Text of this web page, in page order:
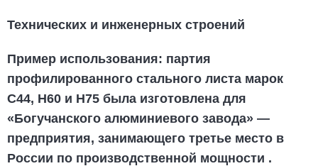
Технических и инженерных строений
Пример использования: партия
профилированного стального листа марок
С44, Н60 и Н75 была изготовлена для
«Богучанского алюминиевого завода» —
предприятия, занимающего третье место в
России по производственной мощности .